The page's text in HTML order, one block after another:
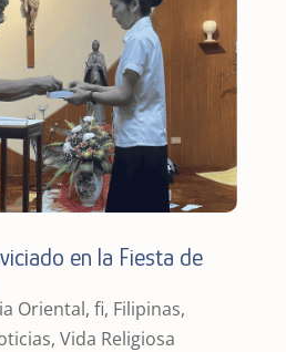
en la Fiesta de
Oriental, fi, Filipinas,
, Vida Religiosa